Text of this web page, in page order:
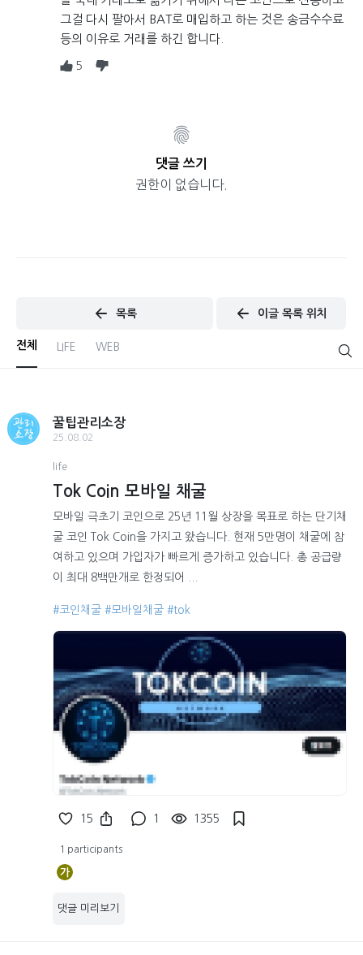
그걸 다시 팔아서 BAT로 매입하고 하는 것은 송금수수료
등의 이유로 거래를 하긴 합니다.
5
댓글 쓰기
권한이 없습니다.
목록 이글 목록 위치
전체 LIFE WEB
꿀팁관리소장
25.08.02
life
Tok Coin 모바일 채굴
모바일 극초기 코인으로 25년 11월 상장을 목표로 하는 단기채
굴 코인 Tok Coin을 가지고 왔습니다. 현재 5만명이 채굴에 참
여하고 있으며 가입자가 빠르게 증가하고 있습니다. 총 공급량
이 최대 8백만개로 한정되어 ...
#코인채굴 #모바일채굴 #tok
15 1 1355
1 participants
가
댓글 미리보기